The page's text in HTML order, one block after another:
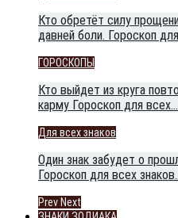
Кто обретёт силу
давней боли. Гороскоп
ГОРОСКОПЫ
Кто выйдет из круга
карму Гороскоп для всех…
Для всех знаков
Один знак забудет о
Гороскоп для всех
Prev Next